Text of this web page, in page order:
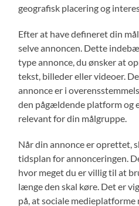
geografisk placering og
Efter at have defineret din
selve annoncen. Dette
type annonce, du ønsker at
tekst, billeder eller videoer.
annonce er i
den pågældende platform og
relevant for din målgruppe.
Når din annonce er oprettet,
tidsplan for annonceringen.
hvor meget du er villig til at
længe den skal køre. Det er
på, at sociale